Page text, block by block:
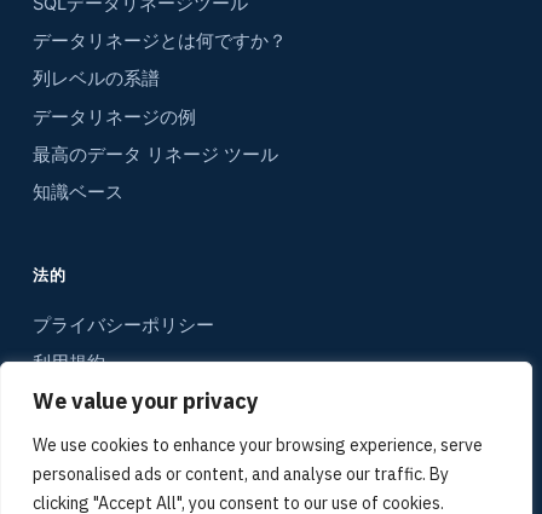
We value your privacy
We use cookies to enhance your browsing experience, serve
personalised ads or content, and analyse our traffic. By
clicking "Accept All", you consent to our use of cookies.
データリネージとは何ですか？
列レベルの系譜
データリネージの例
最高のデータ リネージ ツール
知識ベース
法的
プライバシーポリシー
利用規約
コンタクト
サイトマップ
メディアキット